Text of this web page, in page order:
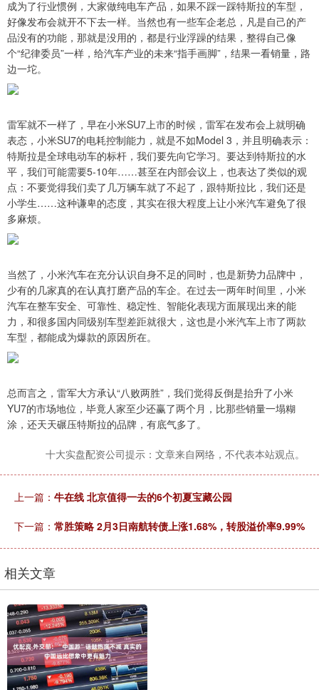
成为了行业惯例，大家做纯电车产品，如果不踩一踩特斯拉的车型，
好像发布会就开不下去一样。当然也有一些车企老总，凡是自己的产
品没有的功能，那就是没用的，都是行业浮躁的结果，整得自己像
个“纪律委员”一样，给汽车产业的未来“指手画脚”，结果一看销量，路
边一坨。
雷军就不一样了，早在小米SU7上市的时候，雷军在发布会上就明确
表态，小米SU7的电耗控制能力，就是不如Model 3，并且明确表示：
特斯拉是全球电动车的标杆，我们要先向它学习。要达到特斯拉的水
平，我们可能需要5-10年……甚至在内部会议上，也表达了类似的观
点：不要觉得我们卖了几万辆车就了不起了，跟特斯拉比，我们还是
小学生……这种谦卑的态度，其实在很大程度上让小米汽车避免了很
多麻烦。
当然了，小米汽车在充分认识自身不足的同时，也是新势力品牌中，
少有的几家真的在认真打磨产品的车企。在过去一两年时间里，小米
汽车在整车安全、可靠性、稳定性、智能化表现方面展现出来的能
力，和很多国内同级别车型差距就很大，这也是小米汽车上市了两款
车型，都能成为爆款的原因所在。
总而言之，雷军大方承认“八败两胜”，我们觉得反倒是抬升了小米
YU7的市场地位，毕竟人家至少还赢了两个月，比那些销量一塌糊
涂，还天天碾压特斯拉的品牌，有底气多了。
十大实盘配资公司提示：文章来自网络，不代表本站观点。
上一篇： 牛在线 北京值得一去的6个初夏宝藏公园
下一篇： 常胜策略 2月3日南航转债上涨1.68%，转股溢价率9.99%
相关文章